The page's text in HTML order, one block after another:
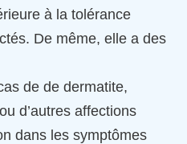
à la tolérance
De même, elle a des
de de dermatite,
d’autres affections
dans les symptômes